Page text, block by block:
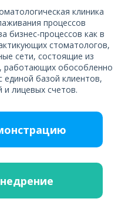
клиника
процессов
бизнес-процессов как в
стоматологов,
сети, состоящие из
работающих обособленно
единой базой клиентов,
и лицевых счетов.